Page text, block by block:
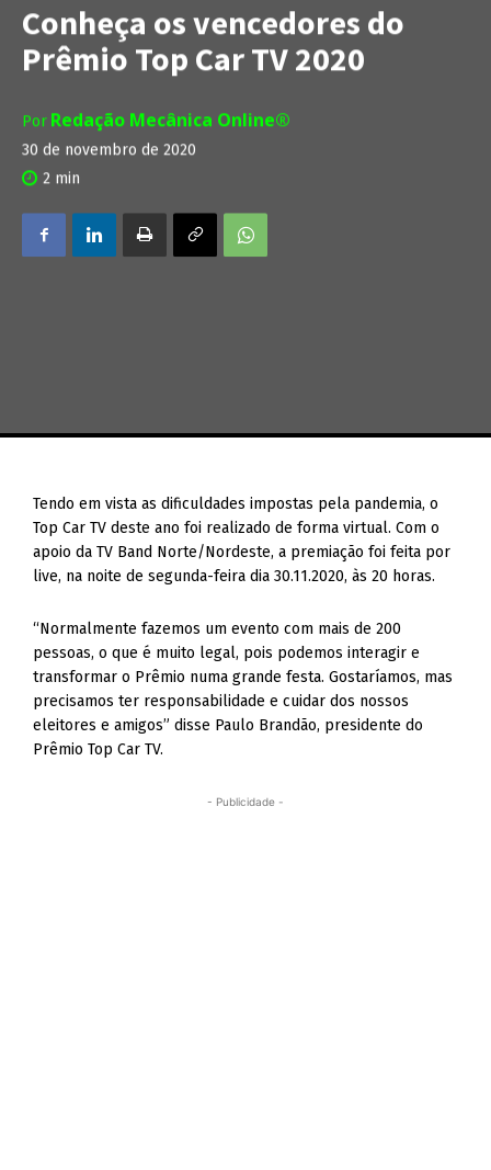
Conheça os vencedores do
Prêmio Top Car TV 2020
Por Redação Mecânica Online®
30 de novembro de 2020
2 min
Tendo em vista as dificuldades impostas pela pandemia, o
Top Car TV deste ano foi realizado de forma virtual. Com o
apoio da TV Band Norte/Nordeste, a premiação foi feita por
live, na noite de segunda-feira dia 30.11.2020, às 20 horas.
“Normalmente fazemos um evento com mais de 200
pessoas, o que é muito legal, pois podemos interagir e
transformar o Prêmio numa grande festa. Gostaríamos, mas
precisamos ter responsabilidade e cuidar dos nossos
eleitores e amigos” disse Paulo Brandão, presidente do
Prêmio Top Car TV.
- Publicidade -